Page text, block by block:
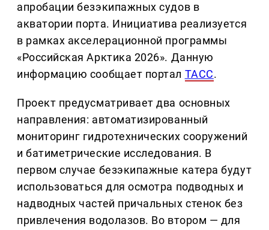
апробации безэкипажных судов в
акватории порта. Инициатива реализуется
в рамках акселерационной программы
«Российская Арктика 2026». Данную
информацию сообщает портал ТАСС.
Проект предусматривает два основных
направления: автоматизированный
мониторинг гидротехнических сооружений
и батиметрические исследования. В
первом случае безэкипажные катера будут
использоваться для осмотра подводных и
надводных частей причальных стенок без
привлечения водолазов. Во втором — для